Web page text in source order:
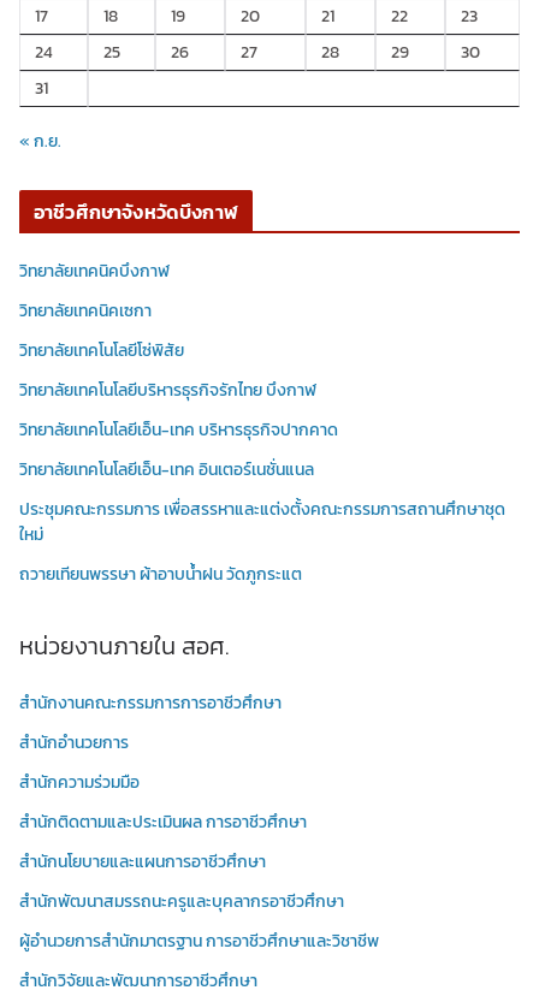
17
18 19 20 21 22
23
24
25 26 27 28 29
30
31
« ก.ย.
อาชีวศึกษาจังหวัดบึงกาฬ
วิทยาลัยเทคนิคบึงกาฬ
วิทยาลัยเทคนิคเซกา
วิทยาลัยเทคโนโลยีโซ่พิสัย
วิทยาลัยเทคโนโลยีบริหารธุรกิจรักไทย บึงกาฬ
วิทยาลัยเทคโนโลยีเอ็น-เทค บริหารธุรกิจปากคาด
วิทยาลัยเทคโนโลยีเอ็น-เทค อินเตอร์เนชั่นแนล
ประชุมคณะกรรมการ เพื่อสรรหาและแต่งตั้งคณะกรรมการสถานศึกษาชุด
ใหม่
ถวายเทียนพรรษา ผ้าอาบน้ำฝน วัดภูกระแต
หน่วยงานภายใน สอศ.
สำนักงานคณะกรรมการการอาชีวศึกษา
สำนักอำนวยการ
สำนักความร่วมมือ
สำนักติดตามและประเมินผล การอาชีวศึกษา
สำนักนโยบายและแผนการอาชีวศึกษา
สำนักพัฒนาสมรรถนะครูและบุคลากรอาชีวศึกษา
ผู้อำนวยการสำนักมาตรฐาน การอาชีวศึกษาและวิชาชีพ
สำนักวิจัยและพัฒนาการอาชีวศึกษา